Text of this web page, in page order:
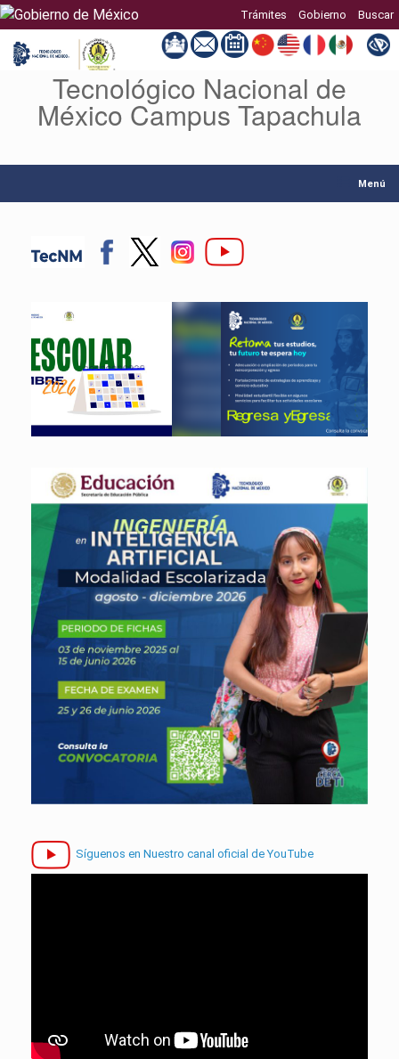
Trámites Gobierno Buscar
contenido
Tecnológico Nacional de
México Campus Tapachula
Menú
Síguenos en Nuestro canal oficial de YouTube